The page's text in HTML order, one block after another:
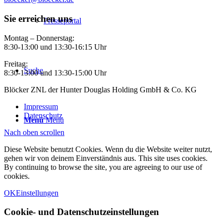
Presseportal
Suche
Menü Menü
Sie erreichen uns
Montag – Donnerstag:
8:30-13:00 und 13:30-16:15 Uhr
Freitag:
8:30-13:00 und 13:30-15:00 Uhr
Blöcker ZNL der Hunter Douglas Holding GmbH & Co. KG
Impressum
Datenschutz
Nach oben scrollen
Diese Website benutzt Cookies. Wenn du die Website weiter nutzt,
gehen wir von deinem Einverständnis aus. This site uses cookies.
By continuing to browse the site, you are agreeing to our use of
cookies.
OKEinstellungen
Cookie- und Datenschutzeinstellungen